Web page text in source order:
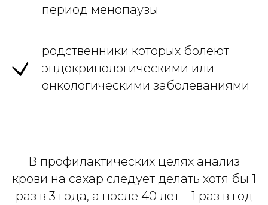
период менопаузы
родственники которых болеют
эндокринологическими или
онкологическими заболеваниями
В профилактических целях анализ
крови на сахар следует делать хотя бы 1
раз в 3 года, а после 40 лет – 1 раз в год